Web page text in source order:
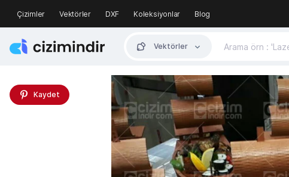
Çizimler Vektörler DXF Koleksiyonlar Blog
Vektörler
Kaydet